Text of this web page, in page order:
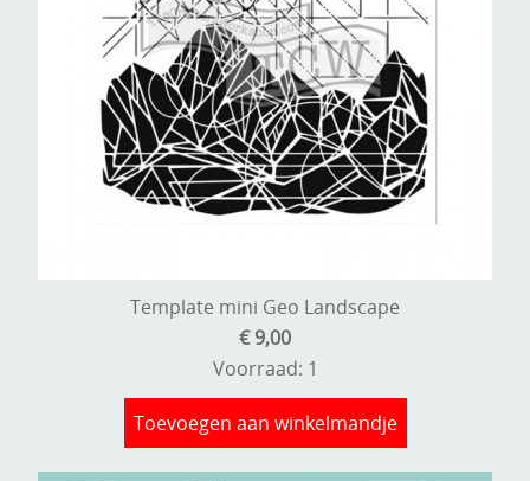
Template mini Geo Landscape
€ 9,00
Voorraad: 1
Toevoegen aan winkelmandje